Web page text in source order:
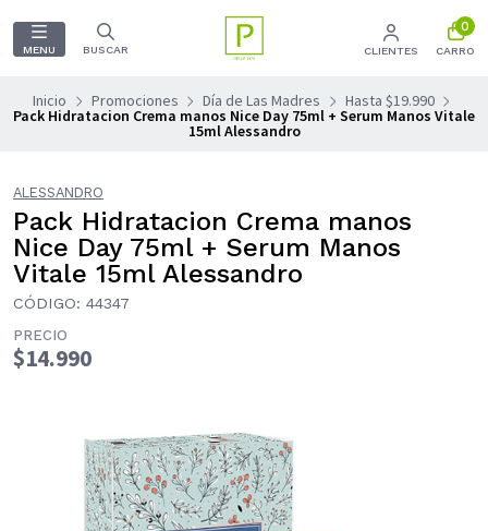
MENU BUSCAR CLIENTES
0
CARRO
Inicio Promociones Día de Las Madres Hasta $19.990
Pack Hidratacion Crema manos Nice Day 75ml + Serum Manos Vitale
15ml Alessandro
ALESSANDRO
Pack Hidratacion Crema manos
Nice Day 75ml + Serum Manos
Vitale 15ml Alessandro
CÓDIGO: 44347
PRECIO
$14.990